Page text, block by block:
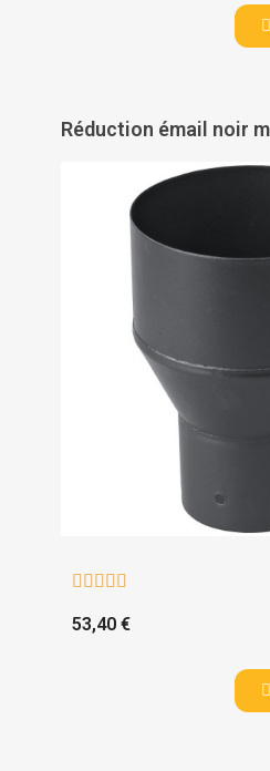
    
53,40 €